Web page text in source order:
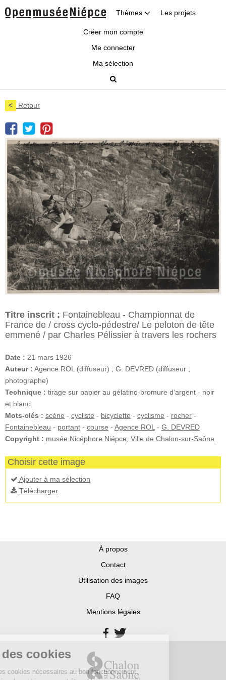
Thèmes Les projets
Créer mon compte
Me connecter
Ma sélection
< Retour
Titre inscrit : Fontainebleau - Championnat de
France de / cross cyclo-pédestre/ Le peloton de tête
emmené / par Charles Pélissier à travers les rochers
Date : 21 mars 1926
Auteur : Agence ROL (diffuseur) ; G. DEVRED (diffuseur ;
photographe)
Technique : tirage sur papier au gélatino-bromure d'argent - noir
et blanc
Mots-clés : scène - cycliste - bicyclette - cyclisme - rocher -
Fontainebleau - portant - course - Agence ROL- G. DEVRED
Copyright : musée Nicéphore Niépce, Ville de Chalon-sur-Saône
Choisir cette image
Ajouter à ma sélection
Télécharger
À propos
Contact
Utilisation des images
FAQ
Mentions légales
des cookies
utilise des cookies nécessaires au bon fonctionnement.